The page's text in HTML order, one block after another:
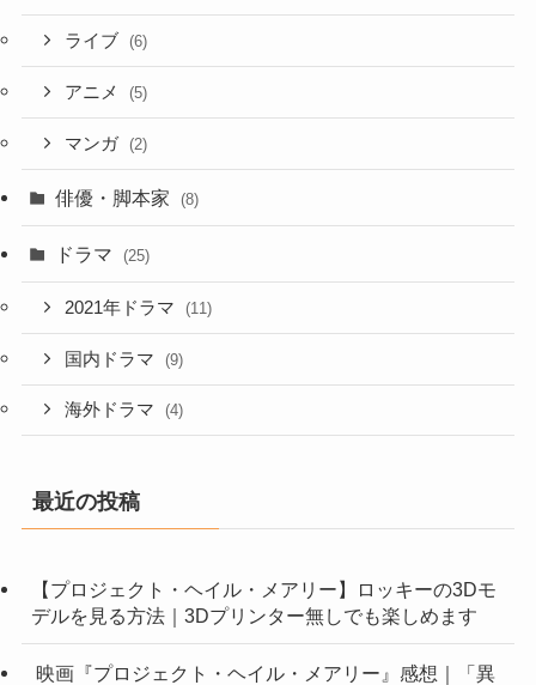
ライブ (6)
アニメ (5)
マンガ (2)
俳優・脚本家 (8)
ドラマ (25)
2021年ドラマ (11)
国内ドラマ (9)
海外ドラマ (4)
最近の投稿
【プロジェクト・ヘイル・メアリー】ロッキーの3Dモ
デルを見る方法｜3Dプリンター無しでも楽しめます
映画『プロジェクト・ヘイル・メアリー』感想｜「異